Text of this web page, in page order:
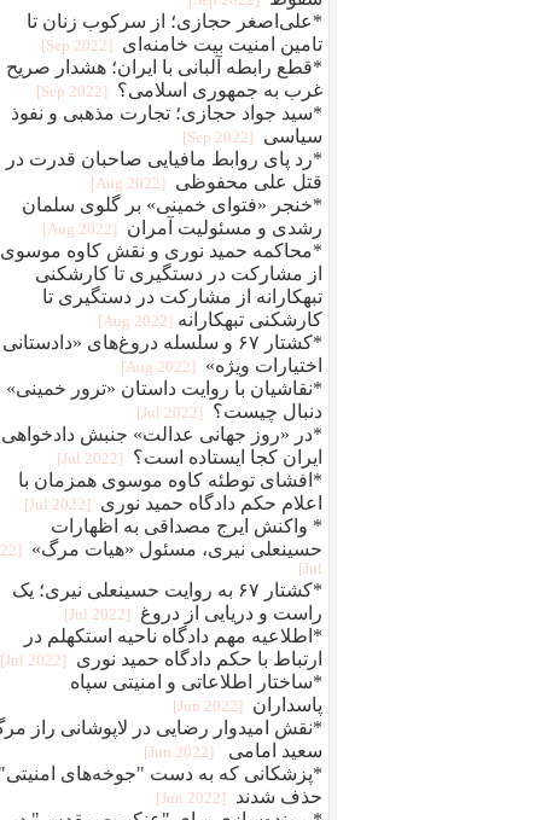
*علی‌اصغر حجازی؛ از سرکوب زنان تا
تامین امنیت بیت خامنه‌ای
[2022 Sep]
*قطع رابطه آلبانی با ایران؛ هشدار صریح
غرب به جمهوری اسلامی؟
[2022 Sep]
*سید جواد حجازی؛ تجارت مذهبی و نفوذ
سیاسی
[2022 Sep]
*رد پای روابط مافيایی صاحبان قدرت در
قتل علی محفوظی
[2022 Aug]
*خنجر «فتوای خمینی» بر گلوی سلمان
رشدی و مسئولیت آمران
[2022 Aug]
*محاکمه حمید نوری و نقش کاوه
از مشارکت در دستگیری تا کارشکنی
تبهکارانه از مشارکت در دستگیری تا
کارشکنی تبهکارانه [2022 Aug]
*کشتار ۶۷ و سلسله دروغ‌های «دادستانی
اختیارات ویژه»
[2022 Aug]
*نقاشیان با روایت داستان «ترور خمینی»
دنبال چیست؟
[2022 Jul]
*در «روز جهانی عدالت» جنبش دادخواهی
ایران کجا ایستاده است؟
[2022 Jul]
*افشای توطئه کاوه موسوی همزمان با
اعلام حکم دادگاه حمید نوری
[2022 Jul]
* واکنش ایرج مصداقی به اظهارات
حسینعلی نیری، مسئول «هیات مرگ»
Jul]
*کشتار ۶۷ به روایت حسینعلی نیری؛ یک
راست و دریایی از دروغ
[2022 Jul]
*اطلاعیه مهم دادگاه ناحیه استکهلم در
ارتباط با حکم دادگاه حمید نوری
[2022 Jul]
*ساختار اطلاعاتی و امنیتی سپاه
پاسداران
[2022 Jun]
*نقش امیدوار رضایی در لاپوشانی راز
سعید امامی
[2022 Jun]
*پزشکانی که به دست "جوخه‌های
حذف شدند
[2022 Jun]